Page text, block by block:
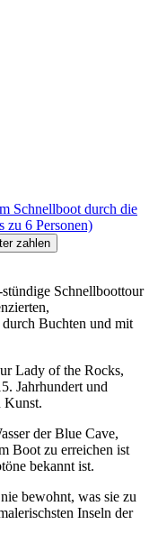
Schnellboot durch die
6 Personen)
zahlen
Schnellboottour
Buchten und mit
Lady of the Rocks,
Jahrhundert und
Kunst.
der Blue Cave,
Boot zu erreichen ist
bekannt ist.
bewohnt, was sie zu
Inseln der